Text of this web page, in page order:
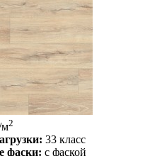
м2
33 класс
фаски: с фаской